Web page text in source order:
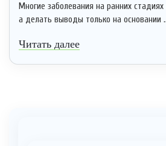
Многие заболевания на ранних
а делать выводы только на основании
Читать далее